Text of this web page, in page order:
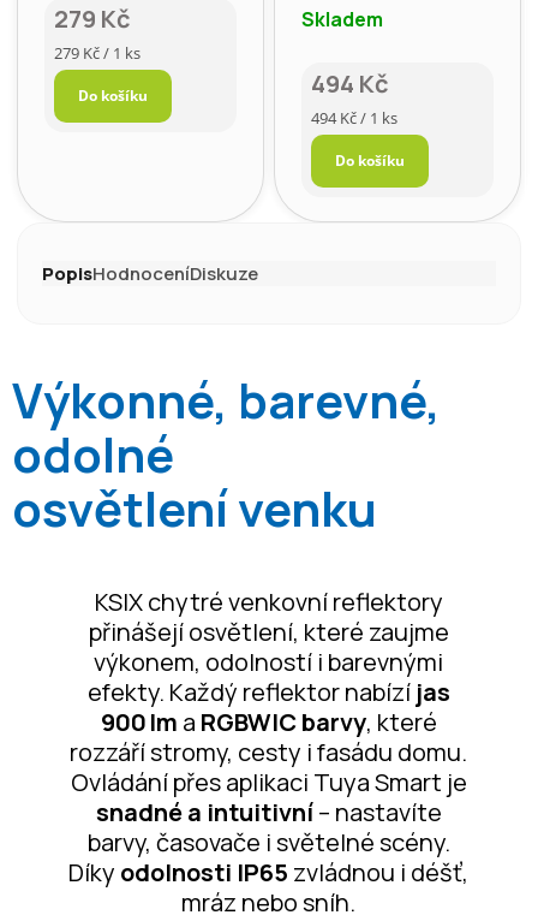
279 Kč
Měrná
cena:
279 Kč / 1 ks
Do košíku
Skladem
494 Kč
Měrná
cena:
494 Kč / 1 ks
Do košíku
PopisHodnoceníDiskuze
Výkonné, barevné,
odolné
osvětlení venku
KSIX chytré venkovní reflektory
přinášejí osvětlení, které zaujme
výkonem, odolností i barevnými
efekty. Každý reflektor nabízí jas
900 lm a RGBWIC barvy, které
rozzáří stromy, cesty i fasádu domu.
Ovládání přes aplikaci Tuya Smart je
snadné a intuitivní– nastavíte
barvy, časovače i světelné scény.
Díky odolnosti IP65 zvládnou i déšť,
mráz nebo sníh.